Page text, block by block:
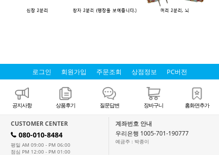
로그인 회원가입 주문조회 상점정보 PC버전
공지사항 상품후기 질문답변 장바구니 홈화면추가
CUSTOMER CENTER
H 080-010-8484
평일 AM 09:00 - PM 06:00
점심 PM 12:00 - PM 01:00
계좌번호 안내
우리은행 1005-701-190777
예금주 : 박종이